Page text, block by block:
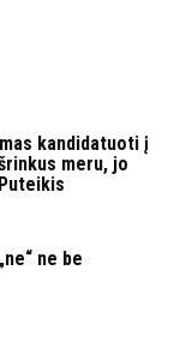
kandidatuoti į
meru, jo
ne be